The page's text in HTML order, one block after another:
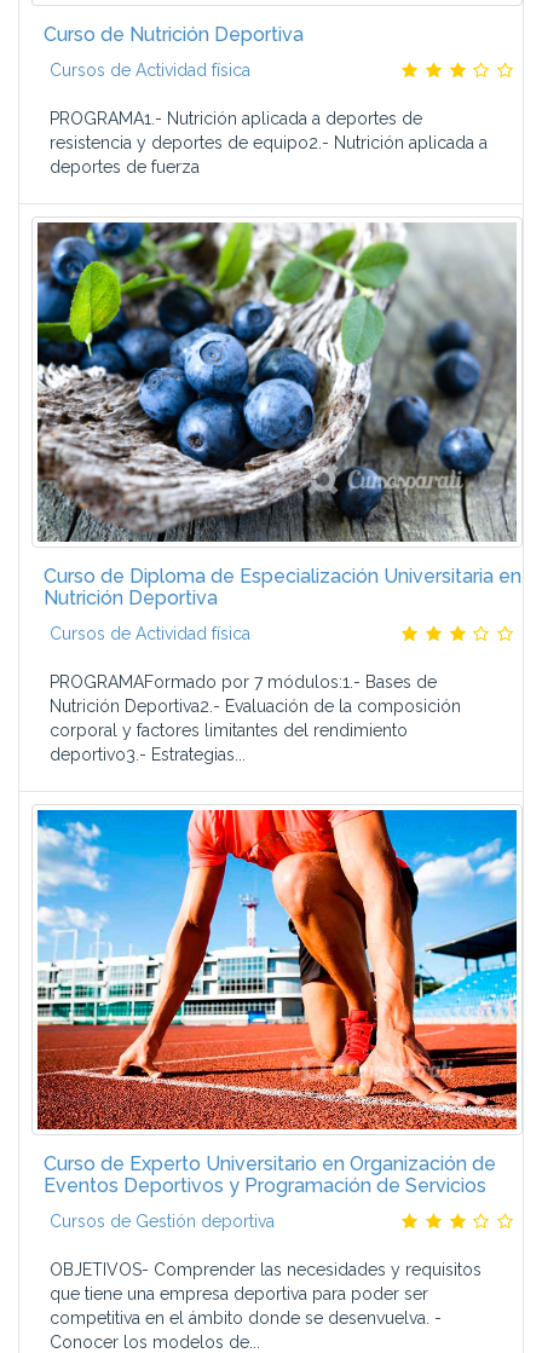
Curso de Nutrición Deportiva
Cursos de Actividad física
PROGRAMA1.- Nutrición aplicada a deportes de
resistencia y deportes de equipo2.- Nutrición aplicada a
deportes de fuerza
Curso de Diploma de Especialización Universitaria en
Nutrición Deportiva
Cursos de Actividad física
PROGRAMAFormado por 7 módulos:1.- Bases de
Nutrición Deportiva2.- Evaluación de la composición
corporal y factores limitantes del rendimiento
deportivo3.- Estrategias...
Curso de Experto Universitario en Organización de
Eventos Deportivos y Programación de Servicios
Cursos de Gestión deportiva
OBJETIVOS- Comprender las necesidades y requisitos
que tiene una empresa deportiva para poder ser
competitiva en el ámbito donde se desenvuelva. -
Conocer los modelos de...